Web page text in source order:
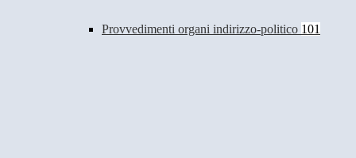
Provvedimenti organi indirizzo-politico 101